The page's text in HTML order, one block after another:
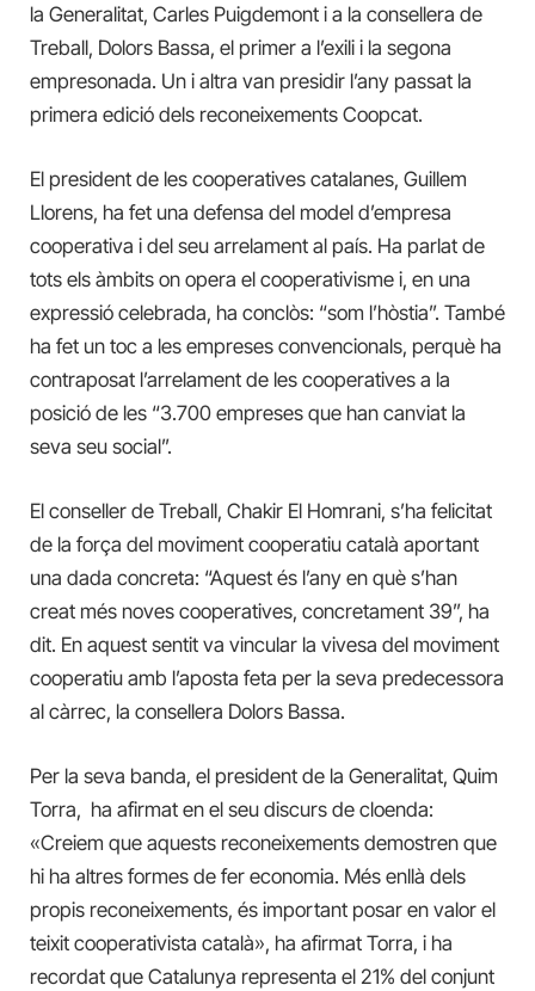
la Generalitat, Carles Puigdemont i a la consellera de
Treball, Dolors Bassa, el primer a l’exili i la segona
empresonada. Un i altra van presidir l’any passat la
primera edició dels reconeixements Coopcat.
El president de les cooperatives catalanes, Guillem
Llorens, ha fet una defensa del model d’empresa
cooperativa i del seu arrelament al país. Ha parlat de
tots els àmbits on opera el cooperativisme i, en una
expressió celebrada, ha conclòs: “som l’hòstia”. També
ha fet un toc a les empreses convencionals, perquè ha
contraposat l’arrelament de les cooperatives a la
posició de les “3.700 empreses que han canviat la
seva seu social”.
El conseller de Treball, Chakir El Homrani, s’ha felicitat
de la força del moviment cooperatiu català aportant
una dada concreta: “Aquest és l’any en què s’han
creat més noves cooperatives, concretament 39”, ha
dit. En aquest sentit va vincular la vivesa del moviment
cooperatiu amb l’aposta feta per la seva predecessora
al càrrec, la consellera Dolors Bassa.
Per la seva banda, el president de la Generalitat, Quim
Torra, ha afirmat en el seu discurs de cloenda:
«Creiem que aquests reconeixements demostren que
hi ha altres formes de fer economia. Més enllà dels
propis reconeixements, és important posar en valor el
teixit cooperativista català», ha afirmat Torra, i ha
recordat que Catalunya representa el 21% del conjunt